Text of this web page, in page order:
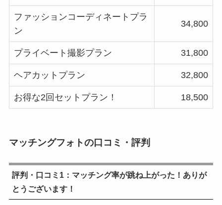
ファッションコーディネートプラ
ン
34,800
プライベート撮影プラン 31,800
ヘアカットプラン 32,800
お得な2回セットプラン！ 18,500
マッチングフォトの口コミ・評判
評判・口コミ1：マッチング率が跳ね上がった！ありが
とうございます！